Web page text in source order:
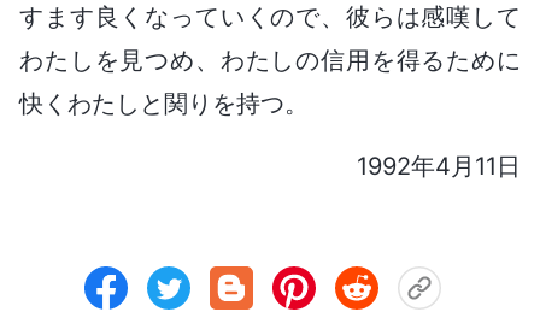
すます良くなっていくので、彼らは感嘆して
わたしを見つめ、わたしの信用を得るために
快くわたしと関りを持つ。
1992年4月11日